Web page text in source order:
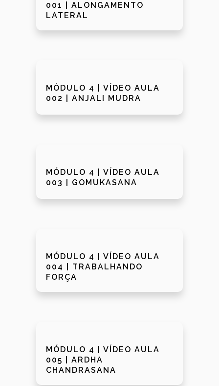
001 | ALONGAMENTO
LATERAL
MÓDULO 4 | VÍDEO AULA
002 | ANJALI MUDRA
MÓDULO 4 | VÍDEO AULA
003 | GOMUKASANA
MÓDULO 4 | VÍDEO AULA
004 | TRABALHANDO
FORÇA
MÓDULO 4 | VÍDEO AULA
005 | ARDHA
CHANDRASANA